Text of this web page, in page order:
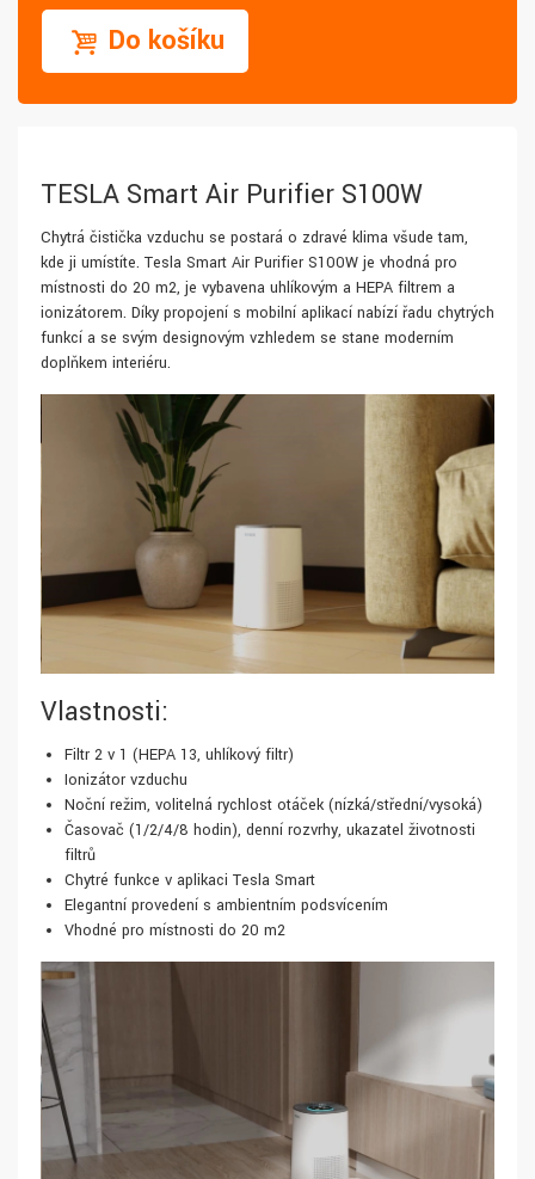
Do košíku
TESLA Smart Air Purifier S100W
Chytrá čistička vzduchu se postará o zdravé klima všude tam,
kde ji umístíte. Tesla Smart Air Purifier S100W je vhodná pro
místnosti do 20 m2, je vybavena uhlíkovým a HEPA filtrem a
ionizátorem. Díky propojení s mobilní aplikací nabízí řadu chytrých
funkcí a se svým designovým vzhledem se stane moderním
doplňkem interiéru.
Vlastnosti:
Filtr 2 v 1 (HEPA 13, uhlíkový filtr)
Ionizátor vzduchu
Noční režim, volitelná rychlost otáček (nízká/střední/vysoká)
Časovač (1/2/4/8 hodin), denní rozvrhy, ukazatel životnosti
filtrů
Chytré funkce v aplikaci Tesla Smart
Elegantní provedení s ambientním podsvícením
Vhodné pro místnosti do 20 m2